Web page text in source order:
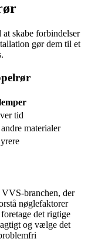
skabe forbindelser
gør dem til et
tid
materialer
branchen, der
nøglefaktorer
det rigtige
og vælge det